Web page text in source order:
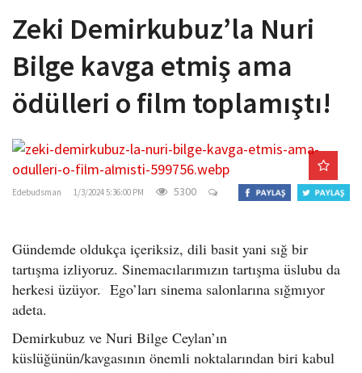
g
a
t
o
Zeki Demirkubuz’la Nuri
Bilge kavga etmiş ama
ödülleri o film toplamıştı!
gercekedebiyat.com
Edebudsman 1/3/2024 5:36:00 PM 5300
Gündemde oldukça içeriksiz, dili basit yani sığ bir
tartışma izliyoruz. Sinemacılarımızın tartışma üslubu da
herkesi üzüyor. Ego’ları sinema salonlarına sığmıyor
adeta.
Demirkubuz ve Nuri Bilge Ceylan’ın
küslüğünün/kavgasının önemli noktalarından biri kabul